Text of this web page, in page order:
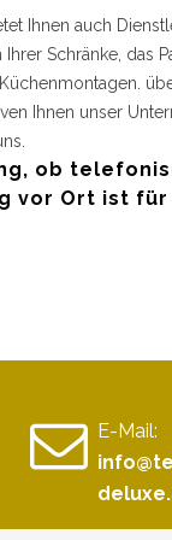
Ihnen auch
Schränke, das
Ihnen unser
ob
vor Ort ist für
E-Mail: